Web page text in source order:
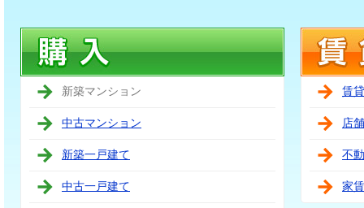
新築マンション
中古マンション
新築一戸建て
中古一戸建て
賃
店
不
家